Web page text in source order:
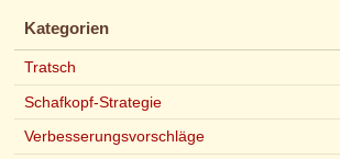
Kategorien
Tratsch
Schafkopf-Strategie
Verbesserungsvorschläge